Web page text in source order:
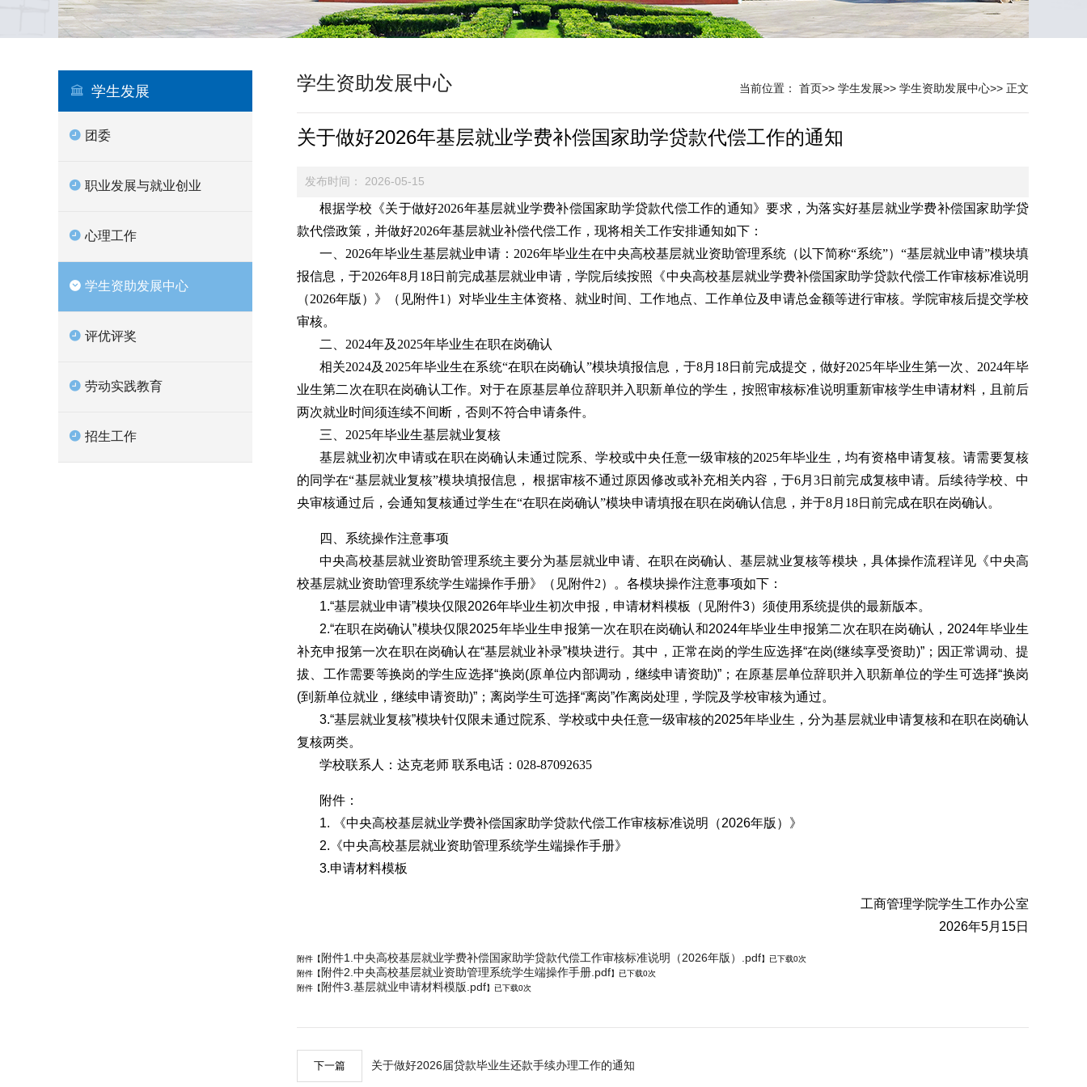
学生发展
团委
职业发展与就业创业
心理工作
学生资助发展中心
评优评奖
劳动实践教育
招生工作
学生资助发展中心 当前位置： 首页>> 学生发展>> 学生资助发展中心>> 正文
关于做好2026年基层就业学费补偿国家助学贷款代偿工作的通知
发布时间： 2026-05-15
根据学校《关于做好2026年基层就业学费补偿国家助学贷款代偿工作的通知》要求，为落实好基层就业学费补偿国家助学贷
款代偿政策，并做好2026年基层就业补偿代偿工作，现将相关工作安排通知如下：
一、2026年毕业生基层就业申请：2026年毕业生在中央高校基层就业资助管理系统（以下简称“系统”）“基层就业申请”模块填
报信息，于2026年8月18日前完成基层就业申请，学院后续按照《中央高校基层就业学费补偿国家助学贷款代偿工作审核标准说明
（2026年版）》（见附件1）对毕业生主体资格、就业时间、工作地点、工作单位及申请总金额等进行审核。学院审核后提交学校
审核。
二、2024年及2025年毕业生在职在岗确认
相关2024及2025年毕业生在系统“在职在岗确认”模块填报信息，于8月18日前完成提交，做好2025年毕业生第一次、2024年毕
业生第二次在职在岗确认工作。对于在原基层单位辞职并入职新单位的学生，按照审核标准说明重新审核学生申请材料，且前后
两次就业时间须连续不间断，否则不符合申请条件。
三、2025年毕业生基层就业复核
基层就业初次申请或在职在岗确认未通过院系、学校或中央任意一级审核的2025年毕业生，均有资格申请复核。请需要复核
的同学在“基层就业复核”模块填报信息， 根据审核不通过原因修改或补充相关内容，于6月3日前完成复核申请。后续待学校、中
央审核通过后，会通知复核通过学生在“在职在岗确认”模块申请填报在职在岗确认信息，并于8月18日前完成在职在岗确认。
四、系统操作注意事项
中央高校基层就业资助管理系统主要分为基层就业申请、在职在岗确认、基层就业复核等模块，具体操作流程详见《中央高
校基层就业资助管理系统学生端操作手册》（见附件2）。各模块操作注意事项如下：
1.“基层就业申请”模块仅限2026年毕业生初次申报，申请材料模板（见附件3）须使用系统提供的最新版本。
2.“在职在岗确认”模块仅限2025年毕业生申报第一次在职在岗确认和2024年毕业生申报第二次在职在岗确认，2024年毕业生
补充申报第一次在职在岗确认在“基层就业补录”模块进行。其中，正常在岗的学生应选择“在岗(继续享受资助)”；因正常调动、提
拔、工作需要等换岗的学生应选择“换岗(原单位内部调动，继续申请资助)”；在原基层单位辞职并入职新单位的学生可选择“换岗
(到新单位就业，继续申请资助)”；离岗学生可选择“离岗”作离岗处理，学院及学校审核为通过。
3.“基层就业复核”模块针仅限未通过院系、学校或中央任意一级审核的2025年毕业生，分为基层就业申请复核和在职在岗确认
复核两类。
学校联系人：达克老师 联系电话：028-87092635
附件：
1. 《中央高校基层就业学费补偿国家助学贷款代偿工作审核标准说明（2026年版）》
2.《中央高校基层就业资助管理系统学生端操作手册》
3.申请材料模板
工商管理学院学生工作办公室
2026年5月15日
附件【 附件1.中央高校基层就业学费补偿国家助学贷款代偿工作审核标准说明（2026年版）.pdf】已下载0次
附件【 附件2.中央高校基层就业资助管理系统学生端操作手册.pdf】已下载0次
附件【 附件3.基层就业申请材料模版.pdf】已下载0次
下一篇 关于做好2026届贷款毕业生还款手续办理工作的通知